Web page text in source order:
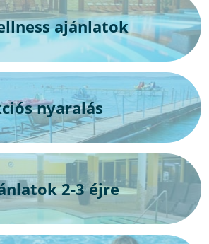
ajánlatok
nyaralás
2-3 éjre